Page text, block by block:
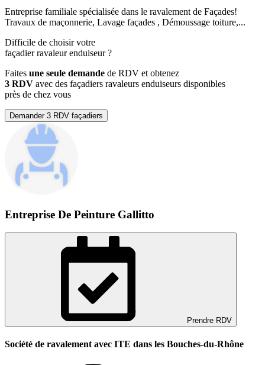
Entreprise familiale spécialisée dans le ravalement de Façades!
Travaux de maçonnerie, Lavage façades , Démoussage toiture,...
Difficile de choisir votre
façadier ravaleur enduiseur?
Faites une seule demande de RDV et obtenez
3 RDV avec des façadiers ravaleurs enduiseurs disponibles
près de chez vous
Demander 3 RDV façadiers
Entreprise De Peinture Gallitto
Prendre RDV
Société de ravalement avec ITE dans les Bouches-du-Rhône